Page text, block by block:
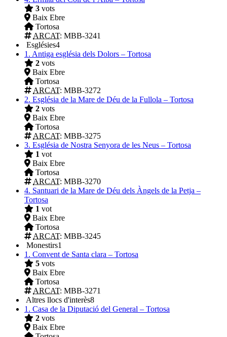
3 vots
Baix Ebre
Tortosa
ARCAT: MBB-3241
Esglésies4
1. Antiga església dels Dolors – Tortosa
2 vots
Baix Ebre
Tortosa
ARCAT: MBB-3272
2. Església de la Mare de Déu de la Fullola – Tortosa
2 vots
Baix Ebre
Tortosa
ARCAT: MBB-3275
3. Església de Nostra Senyora de les Neus – Tortosa
1 vot
Baix Ebre
Tortosa
ARCAT: MBB-3270
4. Santuari de la Mare de Déu dels Àngels de la Petja –
Tortosa
1 vot
Baix Ebre
Tortosa
ARCAT: MBB-3245
Monestirs1
1. Convent de Santa clara – Tortosa
5 vots
Baix Ebre
Tortosa
ARCAT: MBB-3271
Altres llocs d'interès8
1. Casa de la Diputació del General – Tortosa
2 vots
Baix Ebre